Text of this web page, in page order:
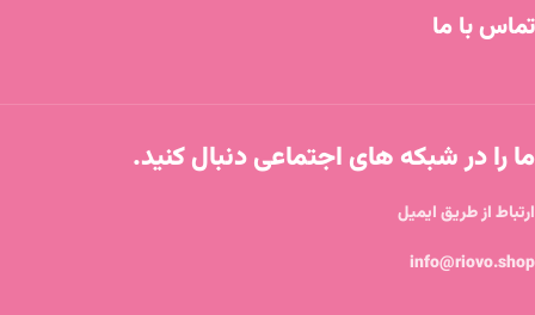
تماس با ما
ما را در شبکه های اجتماعی دنبال کنید.
ارتباط از طریق ایمیل
info@riovo.shop